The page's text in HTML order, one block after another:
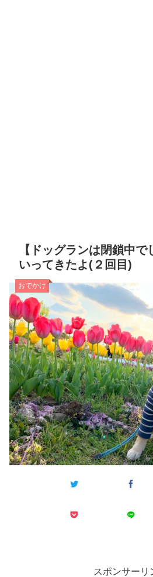
【ドッグランは閉鎖中
いってきたよ(２回目)
おでかけ
スポンサーリ